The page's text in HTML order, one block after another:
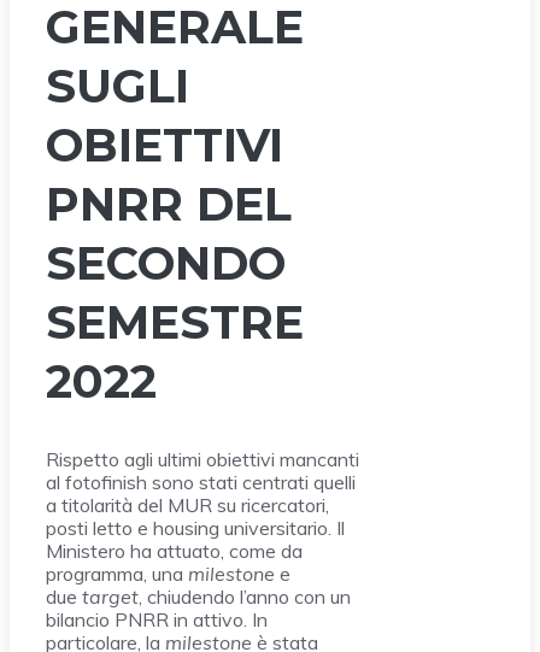
GENERALE
SUGLI
OBIETTIVI
PNRR DEL
SECONDO
SEMESTRE
2022
Rispetto agli ultimi obiettivi mancanti
al fotofinish sono stati centrati quelli
a titolarità del MUR su ricercatori,
posti letto e housing universitario. Il
Ministero ha attuato, come da
programma, una milestone e
due target, chiudendo l’anno con un
bilancio PNRR in attivo. In
particolare, la milestone è stata